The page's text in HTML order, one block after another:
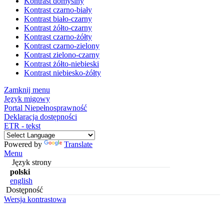
Kontrast czarno-biały
Kontrast biało-czarny
Kontrast żółto-czarny
Kontrast czarno-żółty
Kontrast czarno-zielony
Kontrast zielono-czarny
Kontrast żółto-niebieski
Kontrast niebiesko-żółty
Zamknij menu
Język migowy
Portal Niepełnosprawność
Deklaracja dostępności
ETR - tekst
Powered by
Translate
Menu
Język strony
polski
english
Dostępność
Wersja kontrastowa